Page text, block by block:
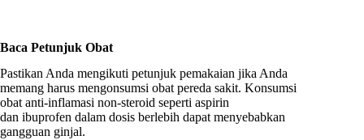
Baca Petunjuk Obat
Pastikan Anda mengikuti petunjuk pemakaian jika Anda
memang harus mengonsumsi obat pereda sakit. Konsumsi
obat anti-inflamasi non-steroid seperti aspirin
dan ibuprofen dalam dosis berlebih dapat menyebabkan
gangguan ginjal.